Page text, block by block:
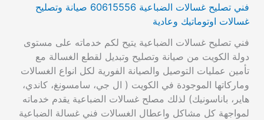
فني تصليح غسالات الضباعية 60615556 صيانة وتصليح
غسالات اوتوماتيك وعادية
فني تصليح غسالات الضباعية يتيح لكم خدماته على مستوى
دولة الكويت من صيانة وتصليح وتبديل لقطع الغسالة مع
تأمين عمليات التوصيل والصيانة الفورية لكل انواع الغسالات
وماركاتها الموجودة في الكويت ( ال جي، سامسونغ، كاندي،
هاير، باناسونيك) لذلك مصلح غسالات الضباعية يقدم خدماته
لمواجهة كل مشاكل واعطال الغسالات فني غسالة الضباعية